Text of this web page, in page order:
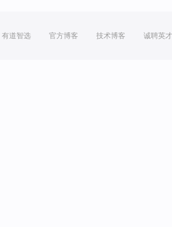
有道智选 官方博客 技术博客 诚聘英才